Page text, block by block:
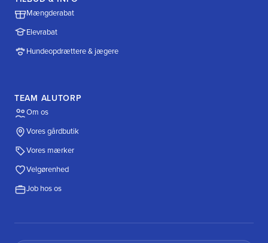
Mængderabat
Elevrabat
Hundeopdrættere & jægere
TEAM ALUTORP
Om os
Vores gårdbutik
Vores mærker
Velgørenhed
Job hos os